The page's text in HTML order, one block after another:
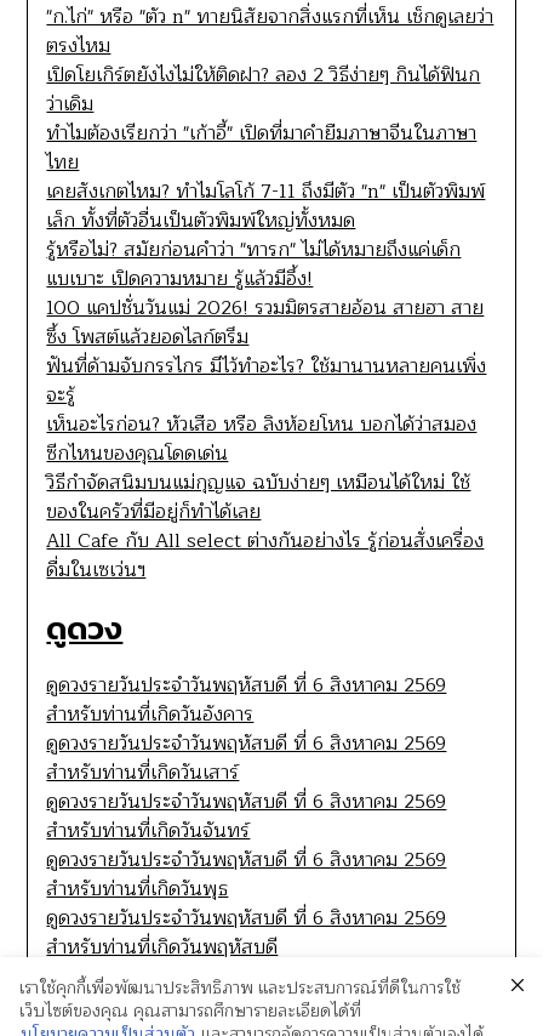
"ก.ไก่" หรือ "ตัว n" ทายนิสัยจากสิ่งแรกที่เห็น เช็กดูเลยว่า
ตรงไหม
เปิดโยเกิร์ตยังไงไม่ให้ติดฝา? ลอง 2 วิธีง่ายๆ กินได้ฟินก
ว่าเดิม
ทำไมต้องเรียกว่า "เก้าอี้" เปิดที่มาคำยืมภาษาจีนในภาษา
ไทย
เคยสังเกตไหม? ทำไมโลโก้ 7-11 ถึงมีตัว "n" เป็นตัวพิมพ์
เล็ก ทั้งที่ตัวอื่นเป็นตัวพิมพ์ใหญ่ทั้งหมด
รู้หรือไม่? สมัยก่อนคำว่า "ทารก" ไม่ได้หมายถึงแค่เด็ก
แบเบาะ เปิดความหมาย รู้แล้วมีอึ้ง!
100 แคปชั่นวันแม่ 2026! รวมมิตรสายอ้อน สายฮา สาย
ซึ้ง โพสต์แล้วยอดไลก์ตรึม
ฟันที่ด้ามจับกรรไกร มีไว้ทำอะไร? ใช้มานานหลายคนเพิ่ง
จะรู้
เห็นอะไรก่อน? หัวเสือ หรือ ลิงห้อยโหน บอกได้ว่าสมอง
ซีกไหนของคุณโดดเด่น
วิธีกำจัดสนิมบนแม่กุญแจ ฉบับง่ายๆ เหมือนได้ใหม่ ใช้
ของในครัวที่มีอยู่ก็ทำได้เลย
All Cafe กับ All select ต่างกันอย่างไร รู้ก่อนสั่งเครื่อง
ดื่มในเซเว่นฯ
ดูดวง
ดูดวงรายวันประจำวันพฤหัสบดี ที่ 6 สิงหาคม 2569
สำหรับท่านที่เกิดวันอังคาร
ดูดวงรายวันประจำวันพฤหัสบดี ที่ 6 สิงหาคม 2569
สำหรับท่านที่เกิดวันเสาร์
ดูดวงรายวันประจำวันพฤหัสบดี ที่ 6 สิงหาคม 2569
สำหรับท่านที่เกิดวันจันทร์
ดูดวงรายวันประจำวันพฤหัสบดี ที่ 6 สิงหาคม 2569
สำหรับท่านที่เกิดวันพุธ
ดูดวงรายวันประจำวันพฤหัสบดี ที่ 6 สิงหาคม 2569
สำหรับท่านที่เกิดวันพฤหัสบดี
เราใช้คุกกี้เพื่อพัฒนาประสิทธิภาพ และประสบการณ์ที่ดีในการใช้
เว็บไซต์ของคุณ คุณสามารถศึกษารายละเอียดได้ที่